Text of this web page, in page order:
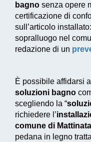
bagno senza opere
certificazione di
sull’articolo
sopralluogo nel
redazione di un
È possibile affidarsi a
soluzioni bagno
scegliendo la “
richiedere l’
comune di
pedana in legno